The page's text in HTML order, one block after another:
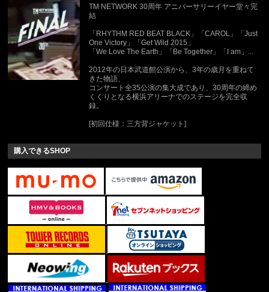
TM NETWORK 30周年 アニバーサリーイヤー堂々完
結
「RHYTHM RED BEAT BLACK」「CAROL」「Just
One Victory」「Get Wild 2015」
「We Love The Earth」「Be Together」「I am」...
2012年の日本武道館公演から、3年の歳月を重ねて
きた物語、
コンサート全35公演の集大成であり、30周年の締め
くくりとなる横浜アリーナでのステージを完全収
録。
[初回仕様：三方背ジャケット]
購入できるSHOP